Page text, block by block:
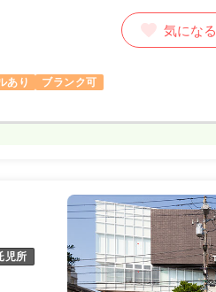
あり
ブランク可
気になる
児所